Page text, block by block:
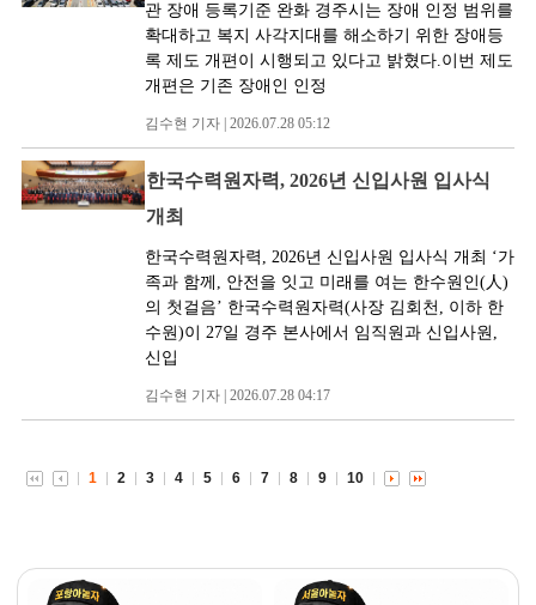
관 장애 등록기준 완화 경주시는 장애 인정 범위를
확대하고 복지 사각지대를 해소하기 위한 장애등
록 제도 개편이 시행되고 있다고 밝혔다.이번 제도
개편은 기존 장애인 인정
김수현 기자 | 2026.07.28 05:12
한국수력원자력, 2026년 신입사원 입사식
개최
한국수력원자력, 2026년 신입사원 입사식 개최 ʻ가
족과 함께, 안전을 잇고 미래를 여는 한수원인(人)
의 첫걸음ʼ 한국수력원자력(사장 김회천, 이하 한
수원)이 27일 경주 본사에서 임직원과 신입사원,
신입
김수현 기자 | 2026.07.28 04:17
1 2 3 4 5 6 7 8 9 10